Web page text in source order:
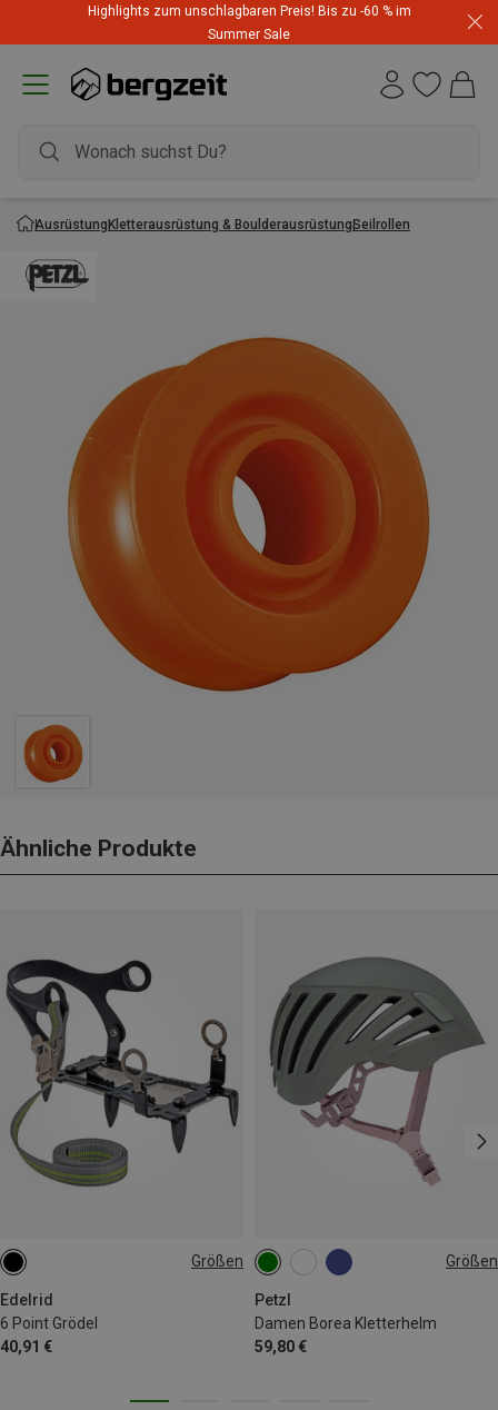
Highlights zum unschlagbaren Preis! Bis zu -60 % im
Summer Sale
AusrüstungKletterausrüstung & BoulderausrüstungSeilrollen
Ähnliche Produkte
Größen
Edelrid
6 Point Grödel
40,91 €
ONE SIZE Größen
Petzl
Damen Borea Kletterhelm
59,80 €
52-58CM